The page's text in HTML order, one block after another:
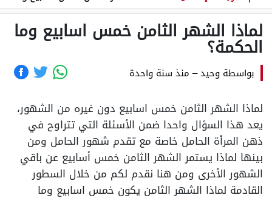
لماذا الشهر الثامن خمس اسابيع وما
الحكمة؟
بواسطة وحيد– منذ سنة واحدة
لماذا الشهر الثامن خمس اسابيع دون غيره من الشهور،
يعد هذا السؤال واحدا ضمن الأسئلة التي تتراوح في
ذهن المرأة الحامل خاصة مع تقدم شهور الحامل ومن
بينها لماذا يستمر الشهر الثامن خمس أسابيع عن باقي
الشهور الأخرى ومن هنا نقدم لكم من خلال السطور
القادمة لماذا الشهر الثامن يكون خمس اسابيع وما